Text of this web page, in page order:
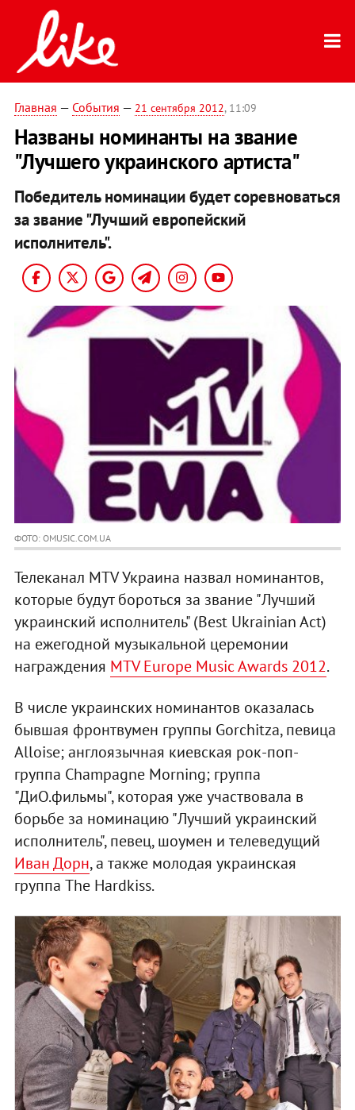
Главная — События — 21 сентября 2012, 11:09
Названы номинанты на звание
"Лучшего украинского артиста"
Победитель номинации будет соревноваться
за звание "Лучший европейский
исполнитель".
ФОТО: OMUSIC.COM.UA
Телеканал MTV Украина назвал номинантов,
которые будут бороться за звание "Лучший
украинский исполнитель" (Best Ukrainian Act)
на ежегодной музыкальной церемонии
награждения MTV Europe Music Awards 2012.
В числе украинских номинантов оказалась
бывшая фронтвумен группы Gorchitza, певица
Alloise; англоязычная киевская рок-поп-
группа Champagne Morning; группа
"ДиО.фильмы", которая уже участвовала в
борьбе за номинацию "Лучший украинский
исполнитель", певец, шоумен и телеведущий
Иван Дорн, а также молодая украинская
группа The Hardkiss.